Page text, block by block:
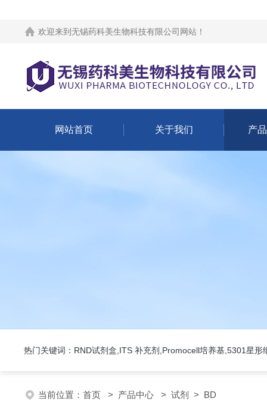
欢迎来到 无锡药科美生物科技有限公司网站 ！
网站首页 关于我们 产
热门关键词：RND试剂盒,ITS 补充剂,Promocell培养基,5301星形
当前位置： 首页 > 产品中心 > 试剂 > BD